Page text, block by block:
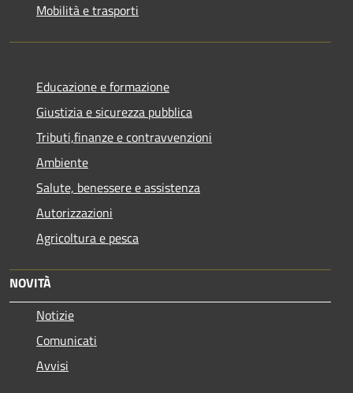
Mobilità e trasporti
Educazione e formazione
Giustizia e sicurezza pubblica
Tributi,finanze e contravvenzioni
Ambiente
Salute, benessere e assistenza
Autorizzazioni
Agricoltura e pesca
NOVITÀ
Notizie
Comunicati
Avvisi